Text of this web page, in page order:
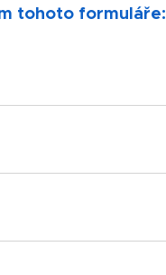
tohoto formuláře: